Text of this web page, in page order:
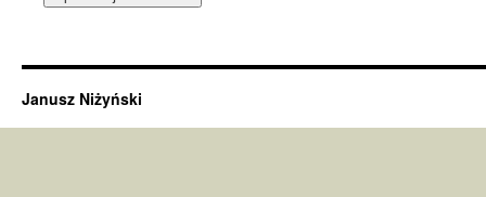
Janusz Niżyński